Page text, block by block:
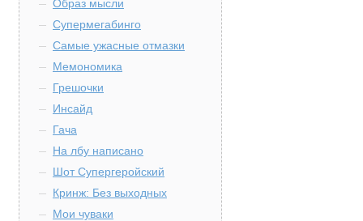
Образ мысли
Супермегабинго
Самые ужасные отмазки
Мемономика
Грешочки
Инсайд
Гача
На лбу написано
Шот Супергеройский
Кринж: Без выходных
Мои чуваки